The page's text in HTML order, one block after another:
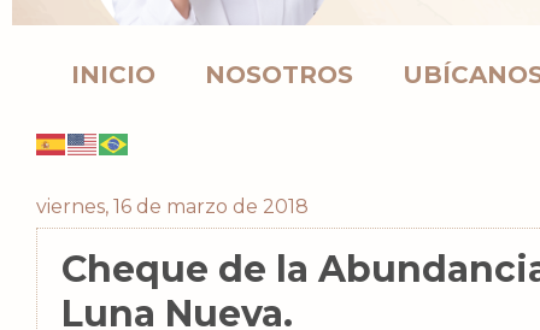
INICIO NOSOTROS
viernes, 16 de marzo de 2018
Cheque de la
Luna Nueva.